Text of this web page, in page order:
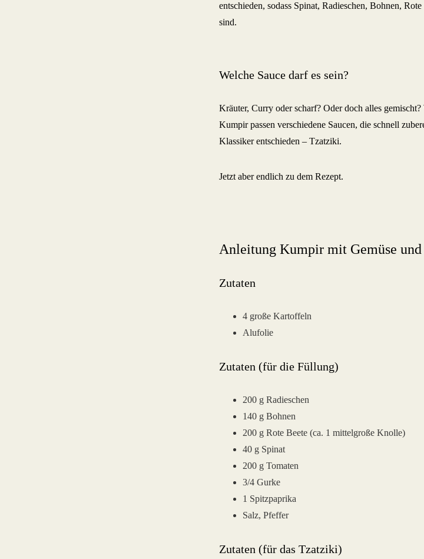
entschieden, sodass Spinat, Radieschen, Bohnen,
sind.
Welche Sauce darf es sein?
Kräuter, Curry oder scharf? Oder doch alles
Kumpir passen verschiedene Saucen, die schnell
Klassiker entschieden – Tzatziki.
Jetzt aber endlich zu dem Rezept.
Anleitung Kumpir mit Gemüse
Zutaten
4 große Kartoffeln
Alufolie
Zutaten (für die Füllung)
200 g Radieschen
140 g Bohnen
200 g Rote Beete (ca. 1 mittelgroße Knolle)
40 g Spinat
200 g Tomaten
3/4 Gurke
1 Spitzpaprika
Salz, Pfeffer
Zutaten (für das Tzatziki)